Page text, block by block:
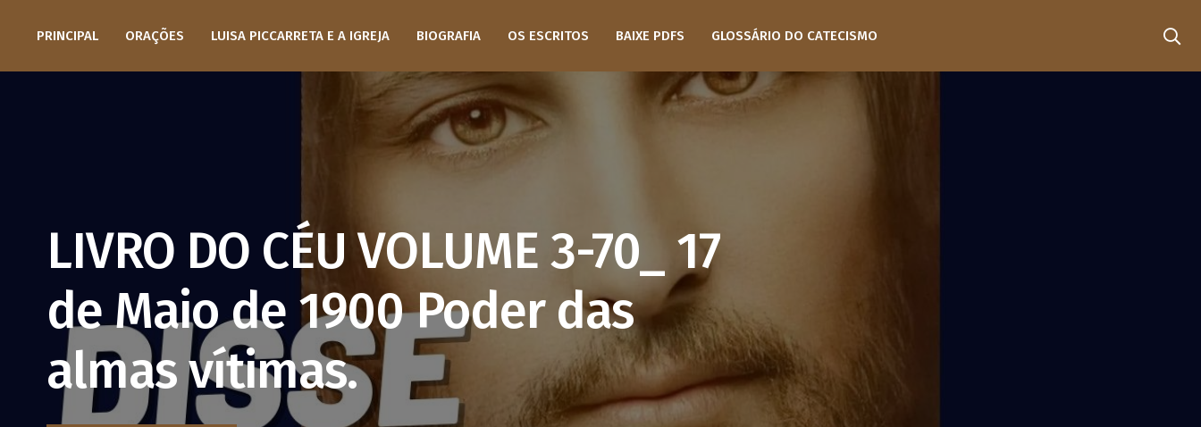
PRINCIPAL ORAÇÕES LUISA PICCARRETA E A IGREJA BIOGRAFIA OS ESCRITOS BAIXE PDFS GLOSSÁRIO DO CATECISMO
LIVRO DO CÉU VOLUME 3-70_ 17
de Maio de 1900 Poder das
almas vítimas.